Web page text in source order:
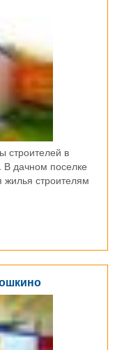
строителей в
В дачном поселке
жилья строителям